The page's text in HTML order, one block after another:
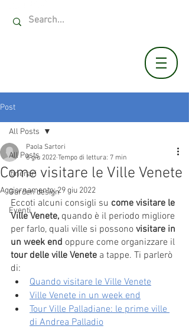
Post
All Posts
Itinerari
Garden design
Eventi
All Posts
Come visitare le Ville Venete
Paola Sartori
8 giu 2022 Tempo di lettura: 7 min
Aggiornamento:29 giu 2022
Eccoti alcuni consigli su come visitare le
Ville Venete, quando è il periodo migliore
per farlo, quali ville si possono visitare in
un week end oppure come organizzare il
tour delle ville Venete a tappe. Ti parlerò
di:
Quando visitare le Ville Venete
Ville Venete in un week end
Tour Ville Palladiane: le prime ville
di Andrea Palladio